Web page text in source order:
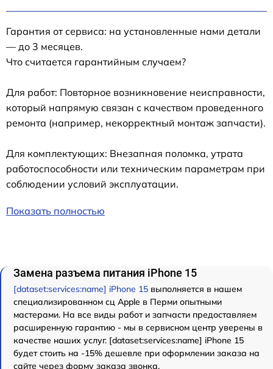
Гарантия от сервиса: на установленные нами детали
— до 3 месяцев.
Что считается гарантийным случаем?
Для работ: Повторное возникновение неисправности,
который напрямую связан с качеством проведенного
ремонта (например, некорректный монтаж запчасти).
Для комплектующих: Внезапная поломка, утрата
работоспособности или техническим параметрам при
соблюдении условий эксплуатации.
Показать полностью
Замена разъема питания iPhone 15
[dataset:services:name] iPhone 15 выполняется в нашем
специализированном сц Apple в Перми опытными
мастерами. На все виды работ и запчасти предоставляем
расширенную гарантию - мы в сервисном центр уверены в
качестве наших услуг. [dataset:services:name] iPhone 15
будет стоить на -15% дешевле при оформлении заказа на
сайте через форму заказа звонка.